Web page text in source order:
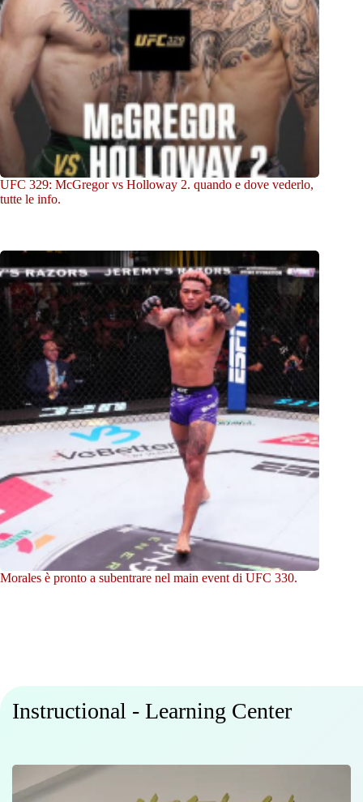
UFC 329: McGregor vs Holloway 2. quando e dove vederlo,
tutte le info.
Morales è pronto a subentrare nel main event di UFC 330.
Instructional - Learning Center